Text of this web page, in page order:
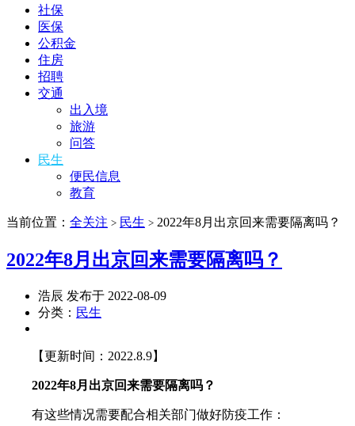
社保
医保
公积金
住房
招聘
交通
出入境
旅游
问答
民生
便民信息
教育
当前位置： 全关注 > 民生 > 2022年8月出京回来需要隔离吗？
2022年8月出京回来需要隔离吗？
浩辰 发布于 2022-08-09
分类： 民生
【更新时间：2022.8.9】
2022年8月出京回来需要隔离吗？
有这些情况需要配合相关部门做好防疫工作：